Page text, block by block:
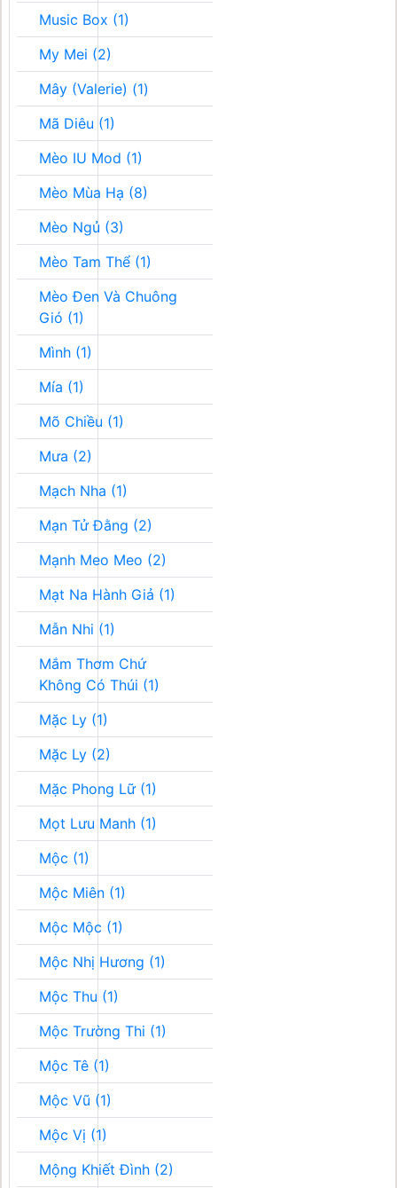
Music Box (1)
My Mei (2)
Mây (Valerie) (1)
Mã Diêu (1)
Mèo IU Mod (1)
Mèo Mùa Hạ (8)
Mèo Ngủ (3)
Mèo Tam Thể (1)
Mèo Đen Và Chuông
Gió (1)
Mình (1)
Mía (1)
Mõ Chiều (1)
Mưa (2)
Mạch Nha (1)
Mạn Tử Đằng (2)
Mạnh Meo Meo (2)
Mạt Na Hành Giả (1)
Mẫn Nhi (1)
Mắm Thơm Chứ
Không Có Thúi (1)
Mặc Ly (1)
Mặc Ly (2)
Mặc Phong Lữ (1)
Mọt Lưu Manh (1)
Mộc (1)
Mộc Miên (1)
Mộc Mộc (1)
Mộc Nhị Hương (1)
Mộc Thu (1)
Mộc Trường Thi (1)
Mộc Tê (1)
Mộc Vũ (1)
Mộc Vị (1)
Mộng Khiết Đình (2)